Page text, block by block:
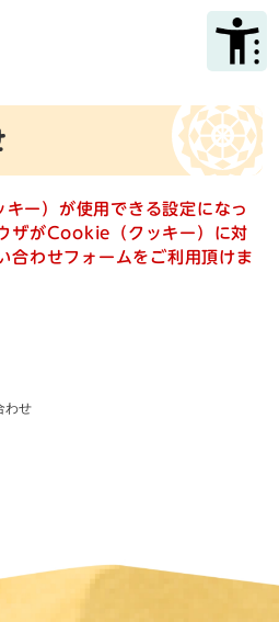
を飛ばして本文へ
わせ
ー）が使用できる設定になっ
ザがCookie（クッキー）に対
合わせフォームをご利用頂けま